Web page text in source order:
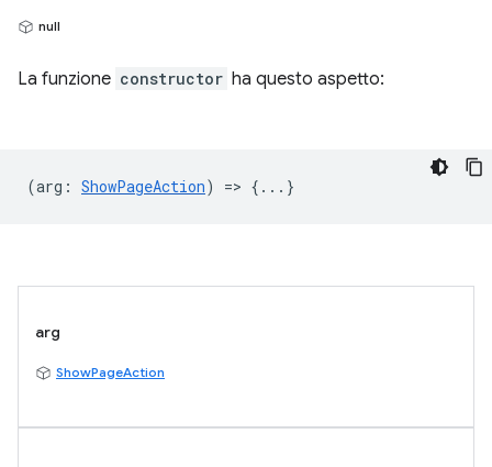
null
La funzione constructor ha questo aspetto:
(arg : ShowPageAction) => {...}
arg
ShowPageAction